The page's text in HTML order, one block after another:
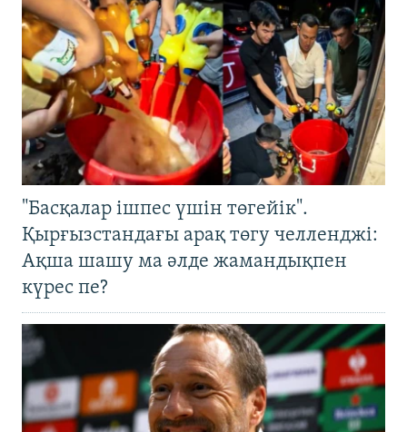
"Басқалар ішпес үшін төгейік".
Қырғызстандағы арақ төгу челленджі:
Ақша шашу ма әлде жамандықпен
күрес пе?